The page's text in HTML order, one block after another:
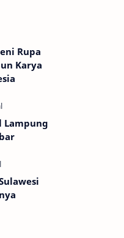
Rupa
Karya
Lampung